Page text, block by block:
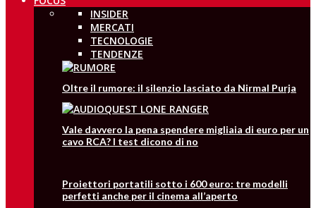
INSIDER
MERCATI
TECNOLOGIE
TENDENZE
Oltre il rumore: il silenzio lasciato da Nirmal Purja
Vale davvero la pena spendere migliaia di euro per un
cavo RCA? I test dicono di no
Proiettori portatili sotto i 600 euro: tre modelli
perfetti anche per il cinema all’aperto